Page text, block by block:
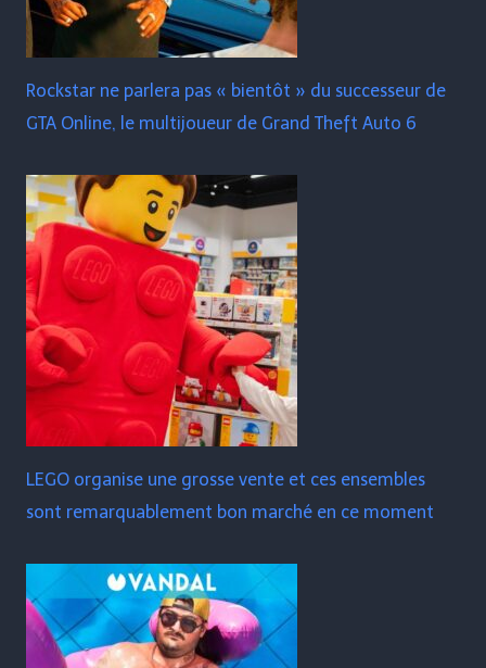
Rockstar ne parlera pas « bientôt » du successeur de
GTA Online, le multijoueur de Grand Theft Auto 6
LEGO organise une grosse vente et ces ensembles
sont remarquablement bon marché en ce moment